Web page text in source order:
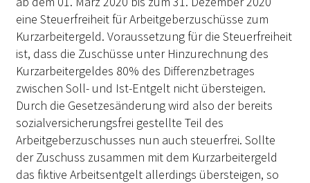
eine Steuerfreiheit für Arbeitgeberzuschüsse zum
Kurzarbeitergeld. Voraussetzung für die Steuerfreiheit
ist, dass die Zuschüsse unter Hinzurechnung des
Kurzarbeitergeldes 80% des Differenzbetrages
zwischen Soll- und Ist-Entgelt nicht übersteigen.
Durch die Gesetzesänderung wird also der bereits
sozialversicherungsfrei gestellte Teil des
Arbeitgeberzuschusses nun auch steuerfrei. Sollte
der Zuschuss zusammen mit dem Kurzarbeitergeld
das fiktive Arbeitsentgelt allerdings übersteigen, so